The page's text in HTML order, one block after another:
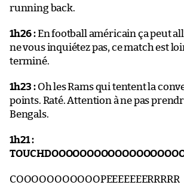
running back.
1h26 :En football américain ça peut
ne vous inquiétez pas, ce match est
terminé.
1h23 :Oh les Rams qui tentent la
points. Raté. Attention à ne pas
Bengals.
1h21 :
COOOOOOOOOOOPEEEEEEERRRRR